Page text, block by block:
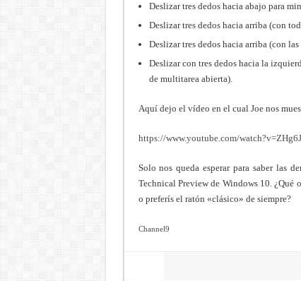
Deslizar tres dedos hacia abajo para
Deslizar tres dedos hacia arriba (con
Deslizar tres dedos hacia arriba (con
Deslizar con tres dedos hacia la
de multitarea abierta).
Aquí dejo el vídeo en el cual Joe nos
https://www.youtube.com/
Solo nos queda esperar para saber las
Technical Preview de Windows 10. ¿Qué
o preferís el ratón «clásico» de siempre?
Channel9